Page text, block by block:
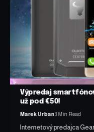
Výpredaj
už pod €50!
Marek Urban3 Min Read
Internetový predajca